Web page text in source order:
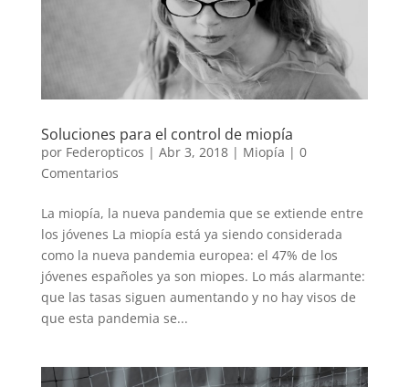
Soluciones para el control de miopía
por Federopticos | Abr 3, 2018| Miopía | 0
Comentarios
La miopía, la nueva pandemia que se extiende entre
los jóvenes La miopía está ya siendo considerada
como la nueva pandemia europea: el 47% de los
jóvenes españoles ya son miopes. Lo más alarmante:
que las tasas siguen aumentando y no hay visos de
que esta pandemia se...